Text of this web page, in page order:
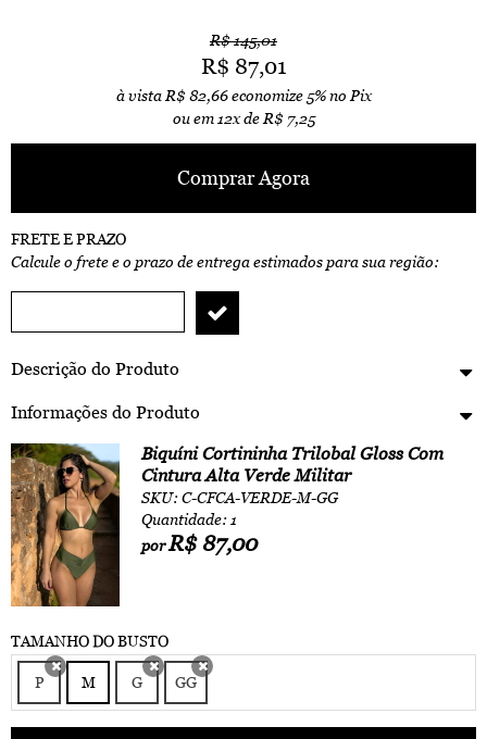
R$ 145,01
R$ 87,01
à vista R$ 82,66economize 5% no Pix
ou em 12xde R$ 7,25
Comprar Agora
FRETE E PRAZO
Calcule o frete e o prazo de entrega estimados para sua região:
Descrição do Produto
Informações do Produto
Biquíni Cortininha Trilobal Gloss Com
Cintura Alta Verde Militar
SKU: C-CFCA-VERDE-M-GG
Quantidade: 1
porR$ 87,00
TAMANHO DO BUSTO
P M G GG
x